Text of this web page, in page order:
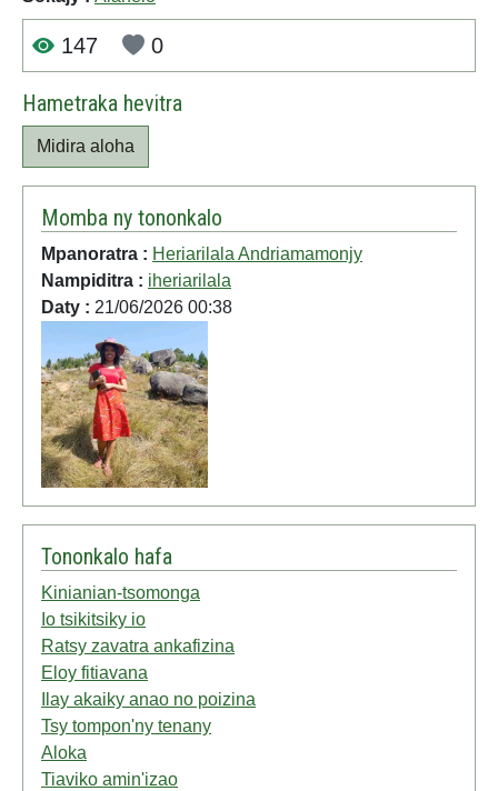
147 0
Hametraka hevitra
Midira aloha
Momba ny tononkalo
Mpanoratra : Heriarilala Andriamamonjy
Nampiditra : iheriarilala
Daty : 21/06/2026 00:38
Tononkalo hafa
Kinianian-tsomonga
Io tsikitsiky io
Ratsy zavatra ankafizina
Eloy fitiavana
Ilay akaiky anao no poizina
Tsy tompon'ny tenany
Aloka
Tiaviko amin'izao